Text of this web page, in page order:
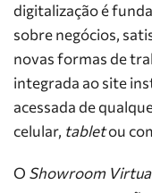
digitalização é
sobre negócios,
novas formas de
integrada ao site
acessada de
celular, tabletou
O Showroom